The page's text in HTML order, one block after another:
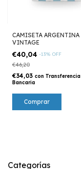
CAMISETA ARGENTINA
VINTAGE
€40,04 -13% OFF
€46,20
€34,03 con Transferencia
Bancaria
Comprar
Categorías